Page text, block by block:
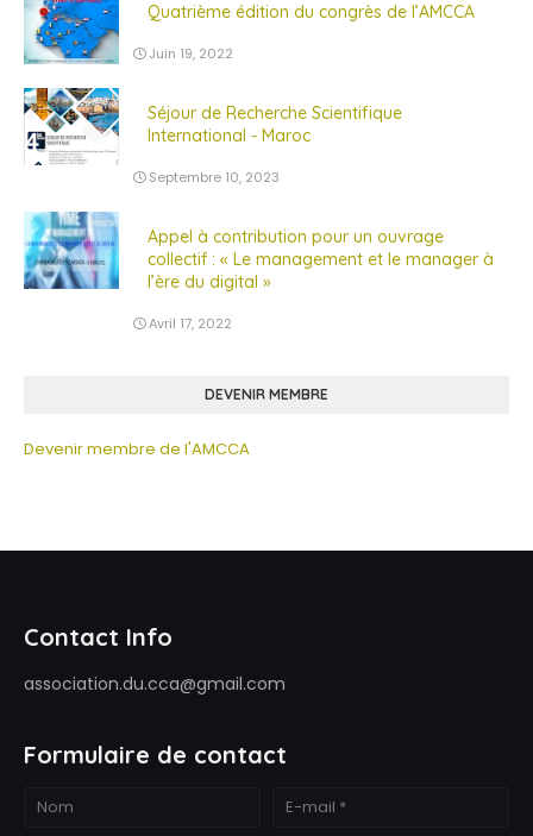
Quatrième édition du congrès de l’AMCCA
Juin 19, 2022
Séjour de Recherche Scientifique
International - Maroc
Septembre 10, 2023
Appel à contribution pour un ouvrage
collectif : « Le management et le manager à
l’ère du digital »
Avril 17, 2022
DEVENIR MEMBRE
Devenir membre de l'AMCCA
Contact Info
association.du.cca@gmail.com
Formulaire de contact